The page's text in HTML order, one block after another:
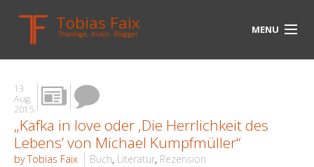
Tobias Faix
Theologe, Autor, Blogger MENU
HOME
BLOG
BIOGRAPHIE
BÜCHER
13
Aug.
2015
„Kafka in love oder ‚Die Herrlichkeit des
Lebens’ von Michael Kumpfmüller“
by Tobias Faix Buch, Literatur, Rezension